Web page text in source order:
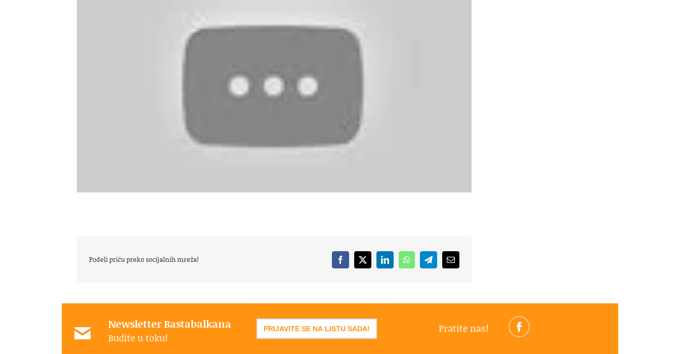
Podeli priču preko socijalnih mreža! Facebook
X LinkedInWhatsAppTelegramEmail
Newsletter Bastabalkana
Budite u toku!
PRIJAVITE SE NA LISTU SADA! Pratite nas!